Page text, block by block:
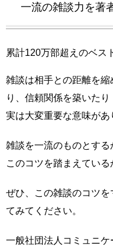
一流の雑談力を著
累計120万部超えのベス
雑談は相手との距離を
り、信頼関係を築いたり
実は大変重要な意味があ
雑談を一流のものとす
このコツを踏まえている
ぜひ、この雑談のコツ
てみてください。
一般社団法人コミュニ